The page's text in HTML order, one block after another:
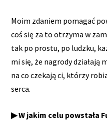
Moim zdaniem pomagać
coś się za to otrzyma w
tak po prostu, po ludzku,
mi się, że nagrody działają
na co czekają ci, którzy
serca.
▶ W jakim celu powstała